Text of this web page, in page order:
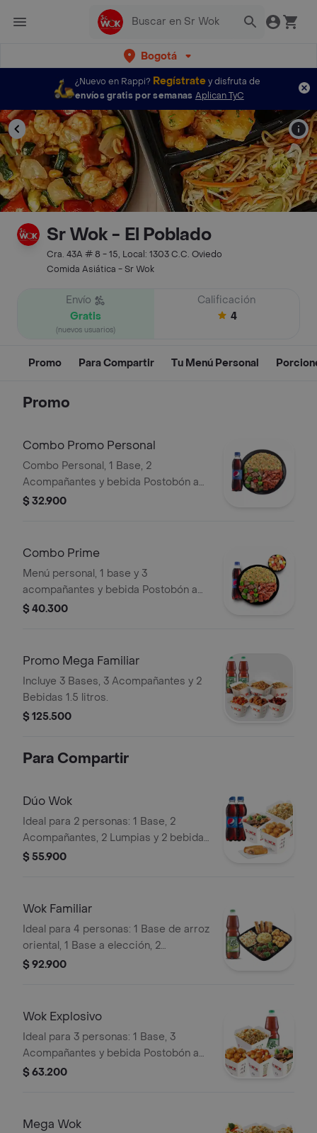
Bogotá
¿Nuevo en Rappi? Regístratey disfruta de
envíos gratis por semanas Aplican TyC
Sr Wok - El Poblado
Cra. 43A # 8 - 15, Local: 1303 C.C. Oviedo
Comida Asiática - Sr Wok
Envío
Gratis
(nuevos usuarios)
Calificación
4
Promo Para Compartir Tu Menú Personal
Promo
Combo Promo Personal
Combo Personal, 1 Base, 2
Acompañantes y bebida Postobón a
elección de 400ML
$ 32.900
Combo Prime
Menú personal, 1 base y 3
acompañantes y bebida Postobón a
elección de 400ML
$ 40.300
Promo Mega Familiar
Incluye 3 Bases, 3 Acompañantes y 2
Bebidas 1.5 litros.
$ 125.500
Para Compartir
Dúo Wok
Ideal para 2 personas: 1 Base, 2
Acompañantes, 2 Lumpias y 2 bebidas
Postobón a elección de 400ML.
$ 55.900
Wok Familiar
Ideal para 4 personas: 1 Base de arroz
oriental, 1 Base a elección, 2
Acompañantes, 4 lumpias y una
$ 92.900
Wok Explosivo
Ideal para 3 personas: 1 Base, 3
Acompañantes y bebida Postobón a
elección de 1.5L
$ 63.200
Mega Wok